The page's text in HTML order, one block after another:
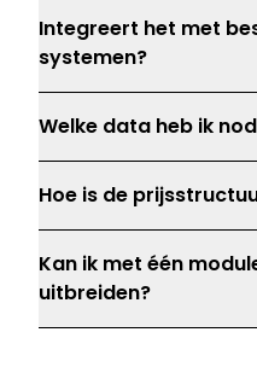
Integreert het met
systemen?
Welke data heb ik
Hoe is de
Kan ik met één
uitbreiden?